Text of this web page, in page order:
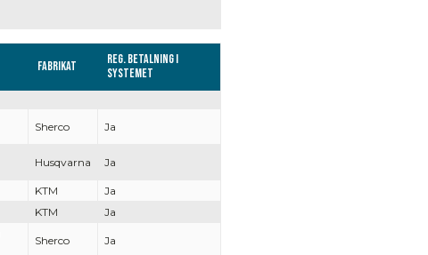
Fabrikat
Reg. Betalning i
systemet
Sherco Ja
Husqvarna Ja
KTM
Ja
KTM Ja
Sherco Ja